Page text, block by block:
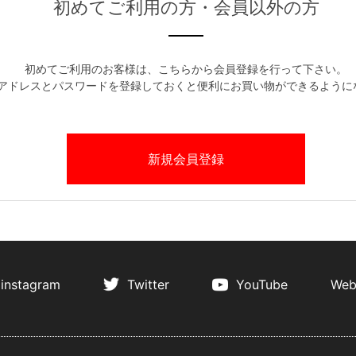
初めてご利用の方・会員以外の方
初めてご利用のお客様は、こちらから会員登録を行って下さい。
ドレスとパスワードを登録しておくと便利にお買い物ができるように
instagram Twitter YouTube